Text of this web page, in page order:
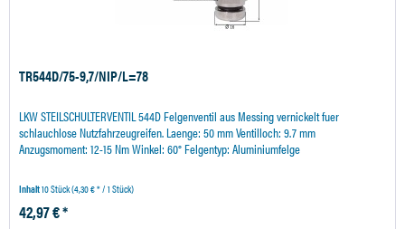
TR544D/75-9,7/NIP/L=78
LKW STEILSCHULTERVENTIL 544D Felgenventil aus Messing vernickelt fuer
schlauchlose Nutzfahrzeugreifen. Laenge: 50 mm Ventilloch: 9.7 mm
Anzugsmoment: 12-15 Nm Winkel: 60° Felgentyp: Aluminiumfelge
Inhalt10 Stück(4,30 € * / 1 Stück)
42,97 € *